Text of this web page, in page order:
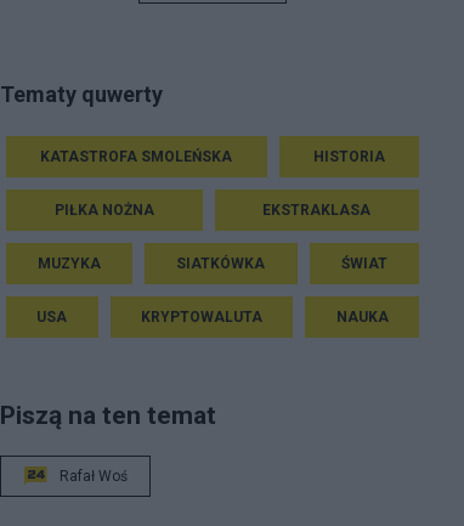
Tematy quwerty
KATASTROFA SMOLEŃSKA HISTORIA
PIŁKA NOŻNA EKSTRAKLASA
MUZYKA SIATKÓWKA ŚWIAT
USA KRYPTOWALUTA NAUKA
Piszą na ten temat
Rafał Woś